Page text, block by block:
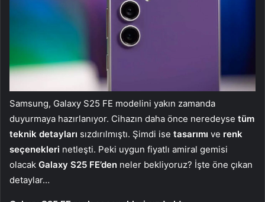
Samsung, Galaxy S25 FE modelini yakın zamanda
duyurmaya hazırlanıyor. Cihazın daha önce neredeyse tüm
teknik detayları sızdırılmıştı. Şimdi ise tasarımı ve renk
seçenekleri netleşti. Peki uygun fiyatlı amiral gemisi
olacak Galaxy S25 FE’den neler bekliyoruz? İşte öne çıkan
detaylar…